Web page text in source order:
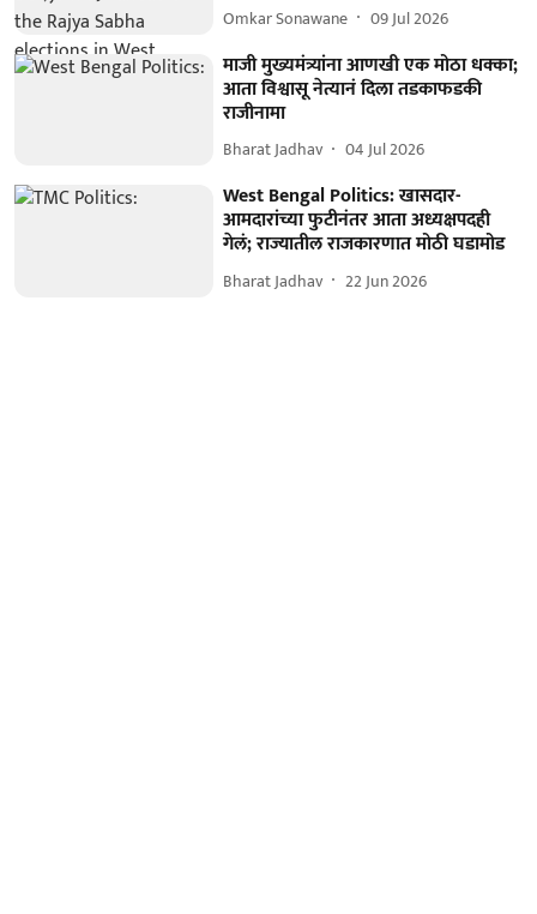
Omkar Sonawane 09 Jul 2026
माजी मुख्यमंत्र्यांना आणखी एक मोठा धक्का;
आता विश्वासू नेत्यानं दिला तडकाफडकी
राजीनामा
Bharat Jadhav 04 Jul 2026
West Bengal Politics: खासदार-
आमदारांच्या फुटीनंतर आता अध्यक्षपदही
गेलं; राज्यातील राजकारणात मोठी घडामोड
Bharat Jadhav 22 Jun 2026